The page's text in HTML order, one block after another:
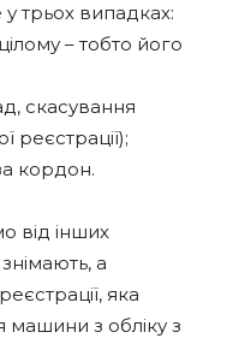
трьох випадках:
– тобто його
скасування
реєстрації);
кордон.
від інших
а
яка
машини з обліку з